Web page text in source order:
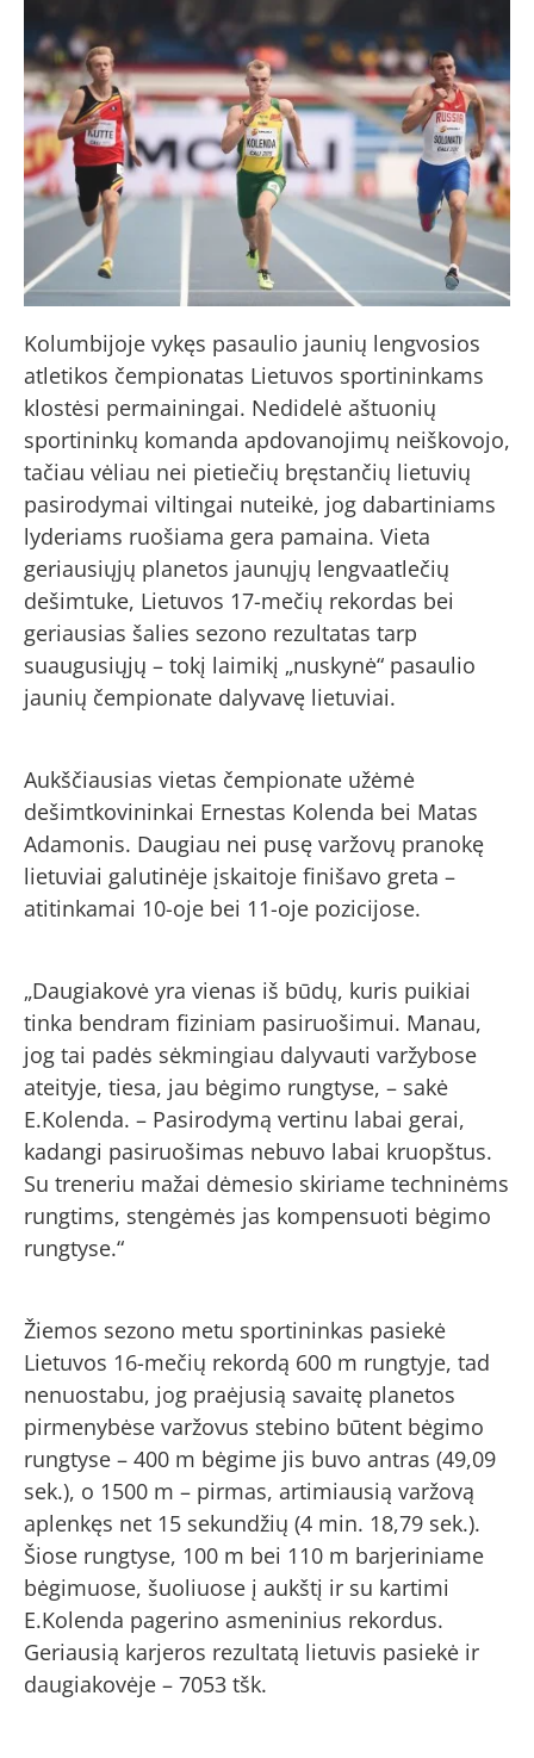
Kolumbijoje vykęs pasaulio jaunių lengvosios
atletikos čempionatas Lietuvos sportininkams
klostėsi permainingai. Nedidelė aštuonių
sportininkų komanda apdovanojimų neiškovojo,
tačiau vėliau nei pietiečių bręstančių lietuvių
pasirodymai viltingai nuteikė, jog dabartiniams
lyderiams ruošiama gera pamaina. Vieta
geriausiųjų planetos jaunųjų lengvaatlečių
dešimtuke, Lietuvos 17-mečių rekordas bei
geriausias šalies sezono rezultatas tarp
suaugusiųjų – tokį laimikį „nuskynė“ pasaulio
jaunių čempionate dalyvavę lietuviai.
Aukščiausias vietas čempionate užėmė
dešimtkovininkai Ernestas Kolenda bei Matas
Adamonis. Daugiau nei pusę varžovų pranokę
lietuviai galutinėje įskaitoje finišavo greta –
atitinkamai 10-oje bei 11-oje pozicijose.
„Daugiakovė yra vienas iš būdų, kuris puikiai
tinka bendram fiziniam pasiruošimui. Manau,
jog tai padės sėkmingiau dalyvauti varžybose
ateityje, tiesa, jau bėgimo rungtyse, – sakė
E.Kolenda. – Pasirodymą vertinu labai gerai,
kadangi pasiruošimas nebuvo labai kruopštus.
Su treneriu mažai dėmesio skiriame techninėms
rungtims, stengėmės jas kompensuoti bėgimo
rungtyse.“
Žiemos sezono metu sportininkas pasiekė
Lietuvos 16-mečių rekordą 600 m rungtyje, tad
nenuostabu, jog praėjusią savaitę planetos
pirmenybėse varžovus stebino būtent bėgimo
rungtyse – 400 m bėgime jis buvo antras (49,09
sek.), o 1500 m – pirmas, artimiausią varžovą
aplenkęs net 15 sekundžių (4 min. 18,79 sek.).
Šiose rungtyse, 100 m bei 110 m barjeriniame
bėgimuose, šuoliuose į aukštį ir su kartimi
E.Kolenda pagerino asmeninius rekordus.
Geriausią karjeros rezultatą lietuvis pasiekė ir
daugiakovėje – 7053 tšk.